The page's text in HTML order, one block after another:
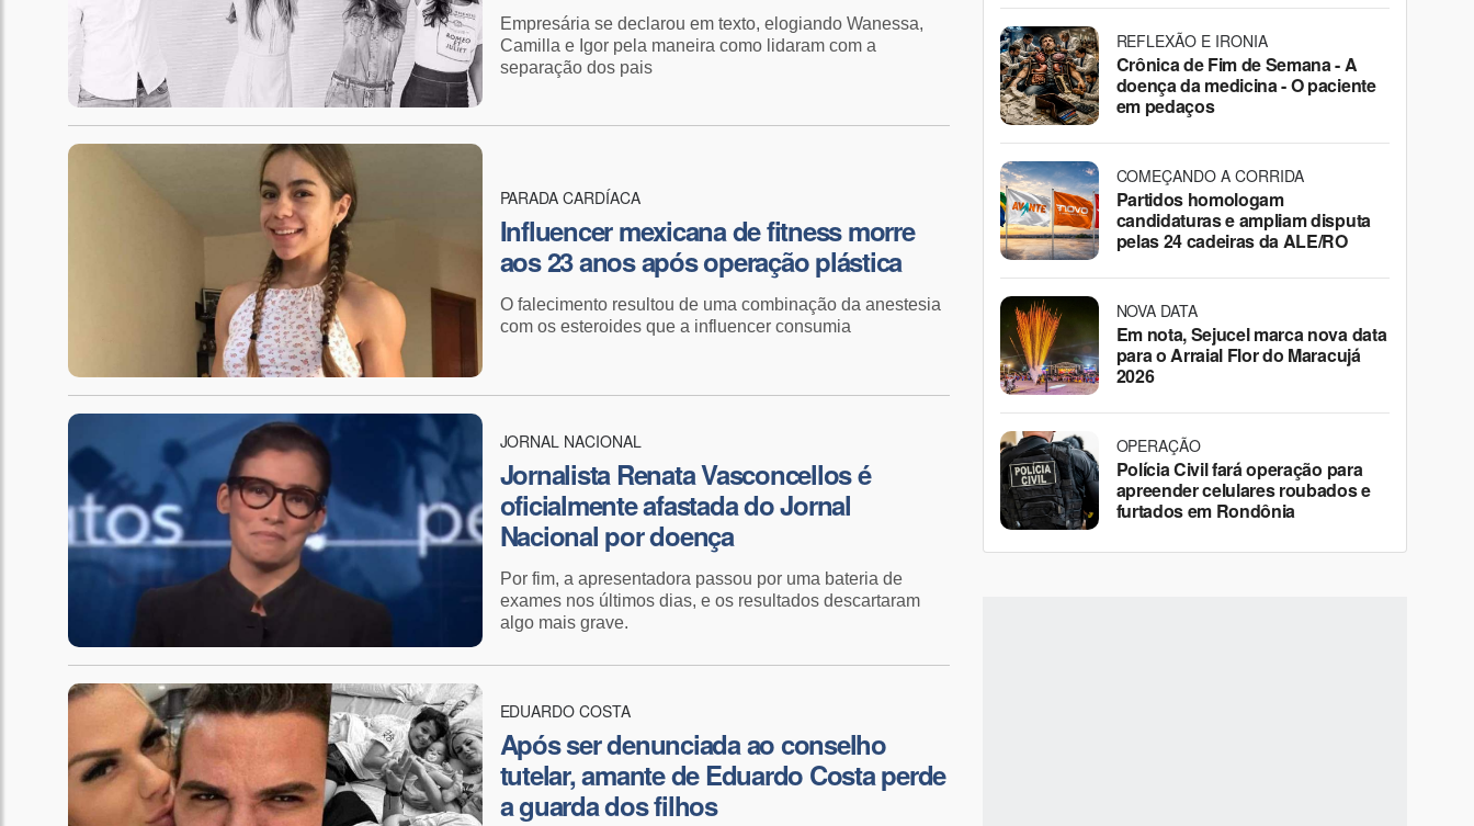
Empresária se declarou em texto, elogiando Wanessa,
Camilla e Igor pela maneira como lidaram com a
separação dos pais
PARADA CARDÍACA
Influencer mexicana de fitness morre
aos 23 anos após operação plástica
O falecimento resultou de uma combinação da anestesia
com os esteroides que a influencer consumia
JORNAL NACIONAL
Jornalista Renata Vasconcellos é
oficialmente afastada do Jornal
Nacional por doença
Por fim, a apresentadora passou por uma bateria de
exames nos últimos dias, e os resultados descartaram
algo mais grave.
EDUARDO COSTA
Após ser denunciada ao conselho
tutelar, amante de Eduardo Costa perde
a guarda dos filhos
REFLEXÃO E IRONIA
Crônica de Fim de Semana - A
doença da medicina - O paciente
em pedaços
COMEÇANDO A CORRIDA
Partidos homologam
candidaturas e ampliam disputa
pelas 24 cadeiras da ALE/RO
NOVA DATA
Em nota, Sejucel marca nova data
para o Arraial Flor do Maracujá
2026
OPERAÇÃO
Polícia Civil fará operação para
apreender celulares roubados e
furtados em Rondônia